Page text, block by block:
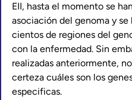
EII, hasta el momento se
asociación del genoma y
cientos de regiones del
con la enfermedad. Sin
realizadas anteriormente,
certeza cuáles son los
especificas.